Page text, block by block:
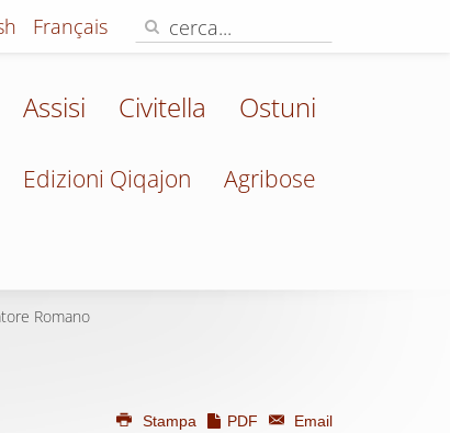
Français
Assisi Civitella Ostuni
Edizioni Qiqajon Agribose
Romano
Stampa PDF Email